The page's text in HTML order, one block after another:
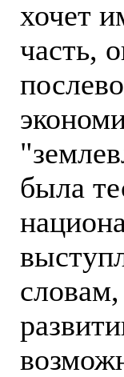
хочет
часть,
была